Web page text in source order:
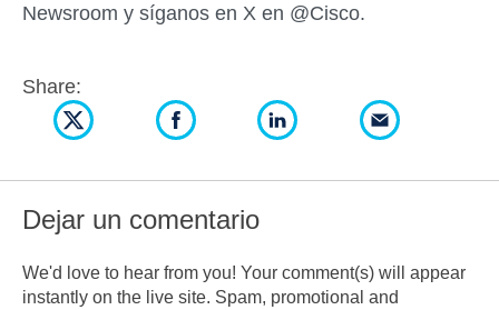
Newsroom y síganos en X en @Cisco.
Share:
Dejar un comentario
We'd love to hear from you! Your comment(s) will appear
instantly on the live site. Spam, promotional and